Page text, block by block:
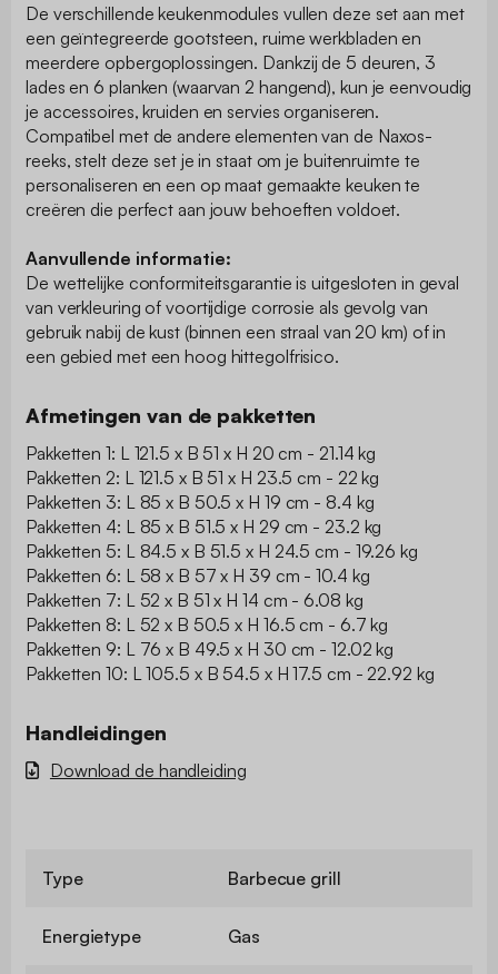
De verschillende keukenmodules vullen deze set aan met
een geïntegreerde gootsteen, ruime werkbladen en
meerdere opbergoplossingen. Dankzij de 5 deuren, 3
lades en 6 planken (waarvan 2 hangend), kun je eenvoudig
je accessoires, kruiden en servies organiseren.
Compatibel met de andere elementen van de Naxos-
reeks, stelt deze set je in staat om je buitenruimte te
personaliseren en een op maat gemaakte keuken te
creëren die perfect aan jouw behoeften voldoet.
Aanvullende informatie:
De wettelijke conformiteitsgarantie is uitgesloten in geval
van verkleuring of voortijdige corrosie als gevolg van
gebruik nabij de kust (binnen een straal van 20 km) of in
een gebied met een hoog hittegolfrisico.
Afmetingen van de pakketten
Pakketten 1: L 121.5 x B 51 x H 20 cm - 21.14 kg
Pakketten 2: L 121.5 x B 51 x H 23.5 cm - 22 kg
Pakketten 3: L 85 x B 50.5 x H 19 cm - 8.4 kg
Pakketten 4: L 85 x B 51.5 x H 29 cm - 23.2 kg
Pakketten 5: L 84.5 x B 51.5 x H 24.5 cm - 19.26 kg
Pakketten 6: L 58 x B 57 x H 39 cm - 10.4 kg
Pakketten 7: L 52 x B 51 x H 14 cm - 6.08 kg
Pakketten 8: L 52 x B 50.5 x H 16.5 cm - 6.7 kg
Pakketten 9: L 76 x B 49.5 x H 30 cm - 12.02 kg
Pakketten 10: L 105.5 x B 54.5 x H 17.5 cm - 22.92 kg
Handleidingen
Download de handleiding
Type Barbecue grill
Energietype Gas